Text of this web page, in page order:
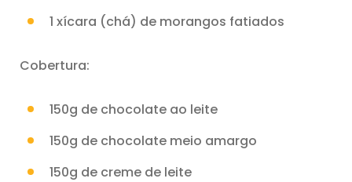
1 xícara (chá) de morangos fatiados
Cobertura:
150g de chocolate ao leite
150g de chocolate meio amargo
150g de creme de leite